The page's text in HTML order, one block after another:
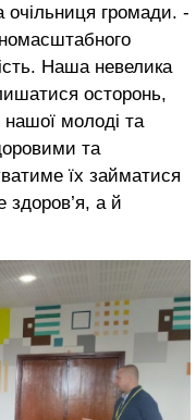
очільниця громади. -
Наша невелика
осторонь,
молоді та
та
їх займатися
а й